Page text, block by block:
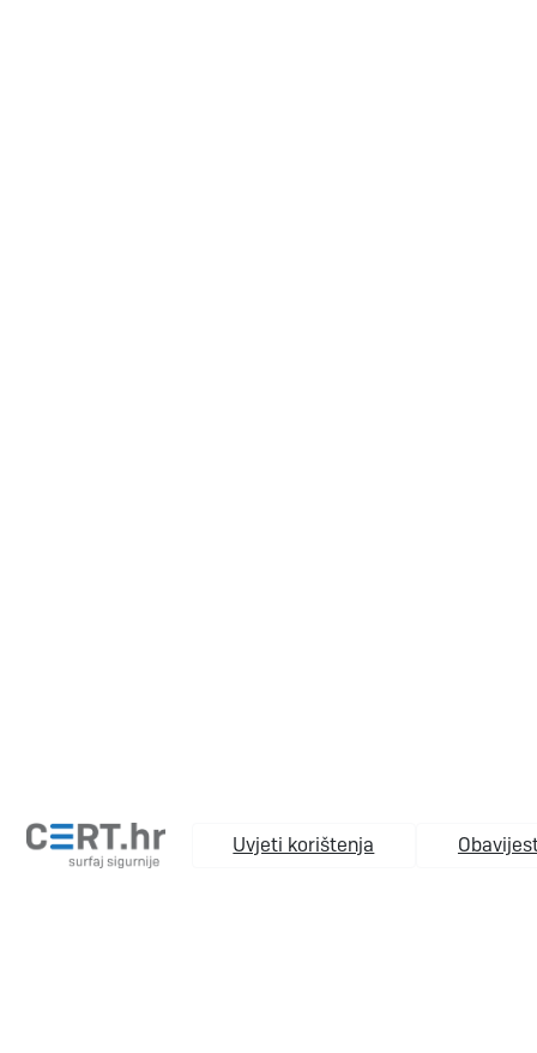
Uvjeti korištenja